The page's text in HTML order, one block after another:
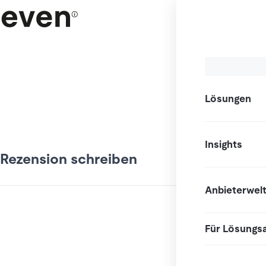
Lösungen
Insights
Anbieterwelt
Für
Rezension schreiben